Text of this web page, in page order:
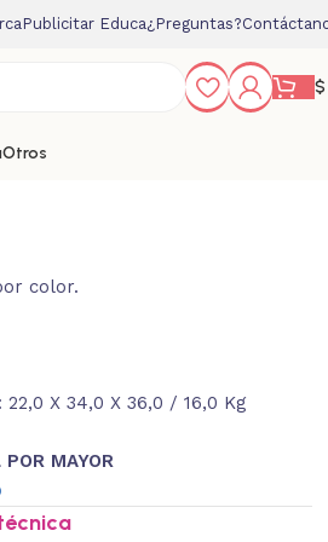
Publicitar Educa¿Preguntas?
$
Otros
color.
X 34,0 X 36,0 / 16,0 Kg
MAYOR